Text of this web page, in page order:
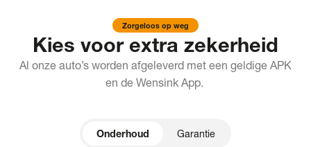
Zorgeloos op weg
Kies voor extra zekerheid
Al onze auto’s worden afgeleverd met een geldige APK
en de Wensink App.
Onderhoud Garantie